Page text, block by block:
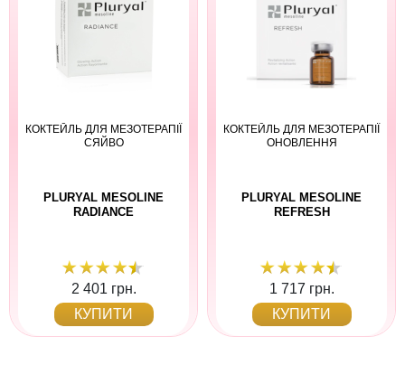
КОКТЕЙЛЬ ДЛЯ МЕЗОТЕРАПІЇ
СЯЙВО
PLURYAL MESOLINE
RADIANCE
2 401 грн.
КУПИТИ
КОКТЕЙЛЬ ДЛЯ МЕЗОТЕРАПІЇ
ОНОВЛЕННЯ
PLURYAL MESOLINE
REFRESH
1 717 грн.
КУПИТИ